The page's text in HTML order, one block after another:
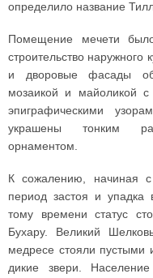
определило название
Помещение мечети
строительство
и дворовые фасады
мозаикой и майоликой с
эпиграфическими
украшены тонким
орнаментом.
К сожалению, начиная
период застоя и упадка
тому времени статус
Бухару. Великий
медресе стояли
дикие звери.